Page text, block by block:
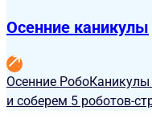
Осенние каникулы
Осенние РобоКаникулы
и соберем 5 роботов-